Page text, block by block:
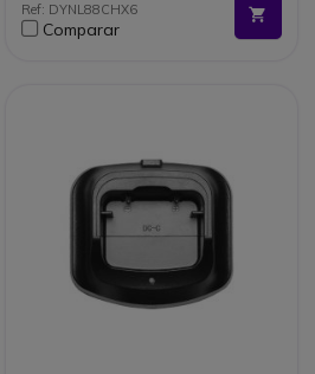
Ref: DYNL88CHX6
Comparar